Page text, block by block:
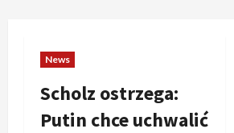
News
Scholz ostrzega:
Putin chce uchwalić